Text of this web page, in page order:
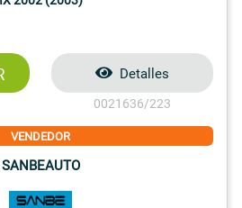
Detalles
0021636/223
VENDEDOR
SANBEAUTO